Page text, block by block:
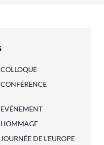
COLLOQUE
CONFÉRENCE
EVÉNEMENT
HOMMAGE
JOURNÉE DE L'EUROPE